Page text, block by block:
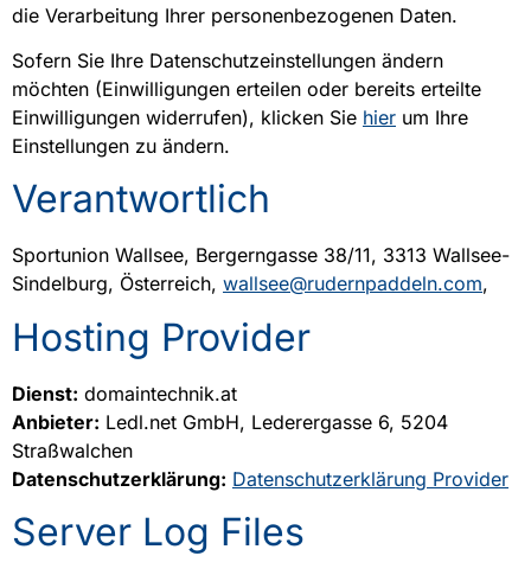
die Verarbeitung Ihrer personenbezogenen Daten.
Sofern Sie Ihre Datenschutzeinstellungen ändern
möchten (Einwilligungen erteilen oder bereits erteilte
Einwilligungen widerrufen), klicken Sie hier um Ihre
Einstellungen zu ändern.
Verantwortlich
Sportunion Wallsee, Bergerngasse 38/11, 3313 Wallsee-
Sindelburg, Österreich, wallsee@rudernpaddeln.com,
Hosting Provider
Dienst: domaintechnik.at
Anbieter: Ledl.net GmbH, Lederergasse 6, 5204
Straßwalchen
Datenschutzerklärung: Datenschutzerklärung Provider
Server Log Files